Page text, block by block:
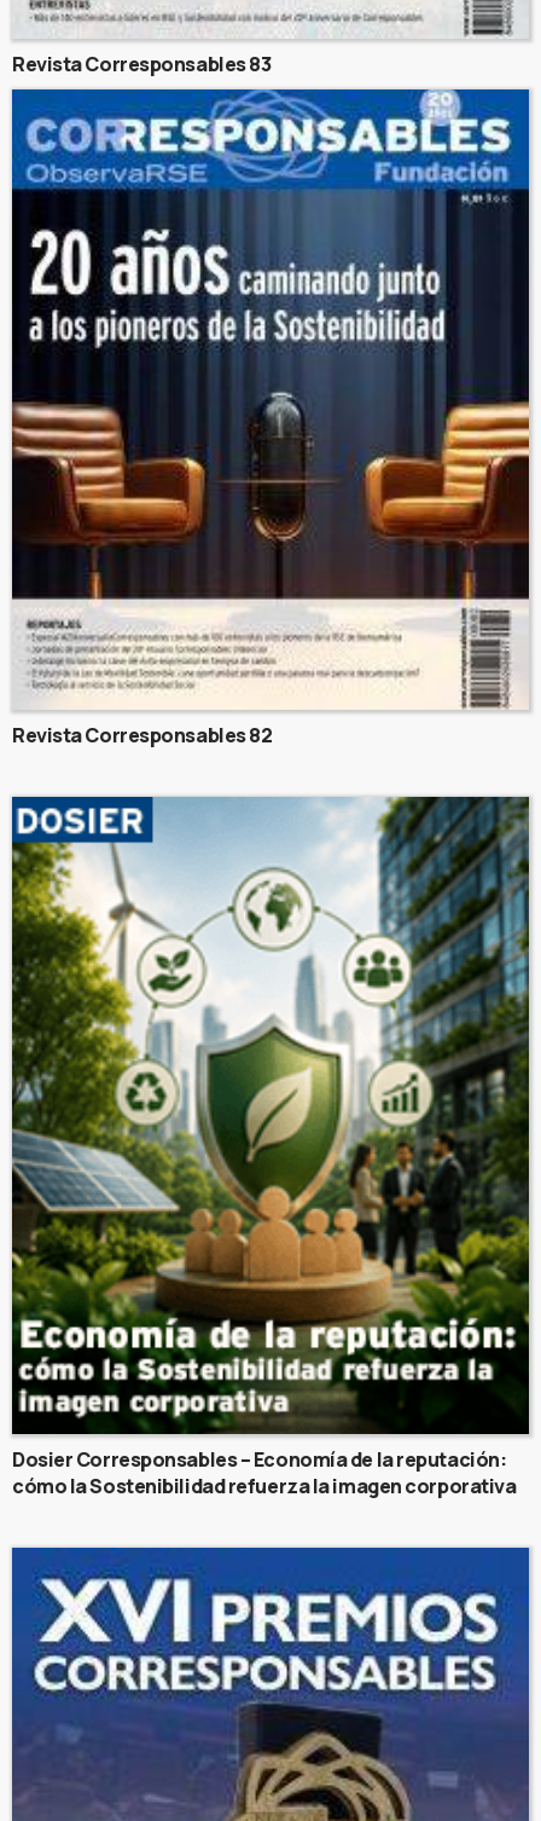
Revista Corresponsables 83
Revista Corresponsables 82
Dosier Corresponsables – Economía de la reputación:
cómo la Sostenibilidad refuerza la imagen corporativa